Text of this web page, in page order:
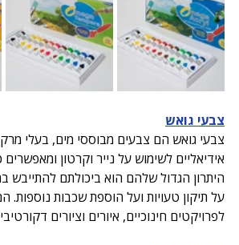
צבעי גואש
צבעי גואש הם צבעים מבוססי מים, בעלי
אידיאליים לשימוש על נייר וקרטון ומאפשרים
היתרון הגדול שלהם הוא ביכולתם להתייבש
על תיקון טעויות ועל הוספת שכבות נוספות.
לפרויקטים חינוכיים, איורים וציורים